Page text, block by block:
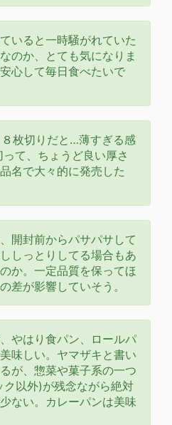
いると一時騒がれていた
のか、とても気になりま
心して毎日食べたいで
枚切りだと…薄すぎる感
て、ちょうど良い厚さ
名で大々的に発売した
開封前からパサパサして
しっとりしてる場合もあ
か。一定品質を保ってほ
差が影響していそう。
やはり食パン、ロールパ
味しい。ヤマザキと書い
が、惣菜や菓子系の一つ
以外)が残念ながら絶対
ない。カレーパンは美味